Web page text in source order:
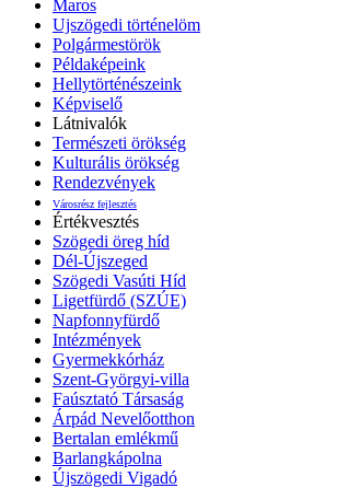
Maros
Ujszögedi történelöm
Polgármestörök
Példaképeink
Hellytörténészeink
Képviselő
Látnivalók
Természeti örökség
Kulturális örökség
Rendezvények
Városrész fejlesztés
Értékvesztés
Szögedi öreg híd
Dél-Újszeged
Szögedi Vasúti Híd
Ligetfürdő (SZÚE)
Napfonnyfürdő
Intézmények
Gyermekkórház
Szent-Györgyi-villa
Faúsztató Társaság
Árpád Nevelőotthon
Bertalan emlékmű
Barlangkápolna
Újszögedi Vigadó